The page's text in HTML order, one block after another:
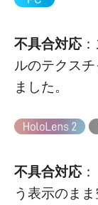
不具合対応：
ルのテクス
ました。
不具合対応：
う表示のま